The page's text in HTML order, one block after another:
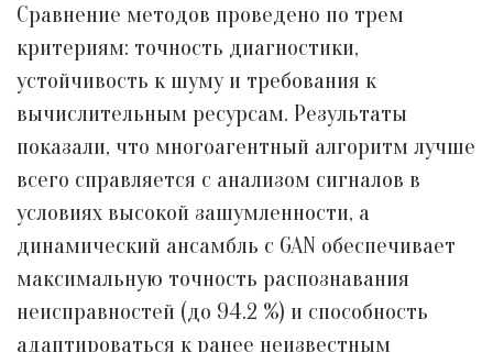
Сравнение методов проведено по трем
критериям: точность диагностики,
устойчивость к шуму и требования к
вычислительным ресурсам. Результаты
показали, что многоагентный алгоритм лучше
всего справляется с анализом сигналов в
условиях высокой зашумленности, а
динамический ансамбль с GAN обеспечивает
максимальную точность распознавания
неисправностей (до 94.2 %) и способность
адаптироваться к ранее неизвестным